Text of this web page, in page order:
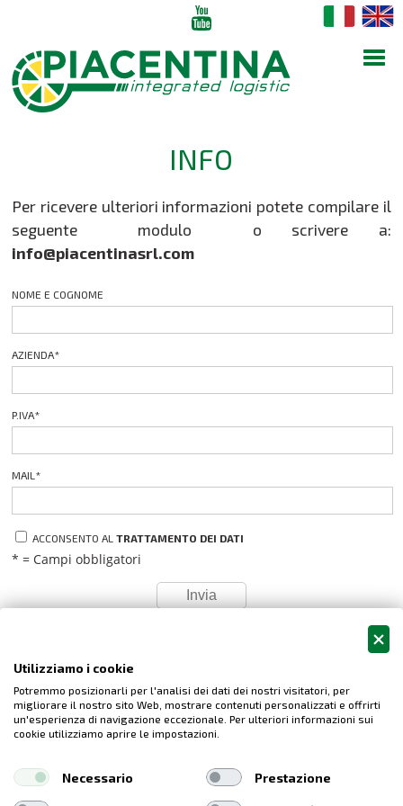
INFO
Per ricevere ulteriori informazioni potete compilare il
seguente modulo o scrivere a:
info@piacentinasrl.com
NOME E COGNOME
AZIENDA*
P.IVA*
MAIL *
ACCONSENTO ALTRATTAMENTO DEI DATI
* = Campi obbligatori
Piacentina S.r.l.
Podenzano (PC)
Reg. Impr. di Piacenza - C.F. - P.IVA 01382560330
Utilizziamo i cookie
Potremmo posizionarli per l'analisi dei dati dei nostri visitatori, per
migliorare il nostro sito Web, mostrare contenuti personalizzati e offrirti
un'esperienza di navigazione eccezionale. Per ulteriori informazioni sui
cookie utilizziamo aprire le impostazioni.
Necessario Prestazione